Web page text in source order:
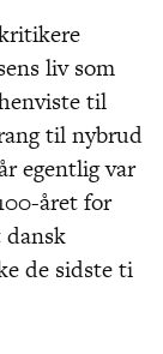
liv som
til
til nybrud
egentlig var
året for
dansk
de sidste ti